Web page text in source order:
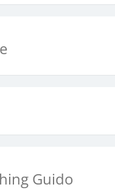
Guido